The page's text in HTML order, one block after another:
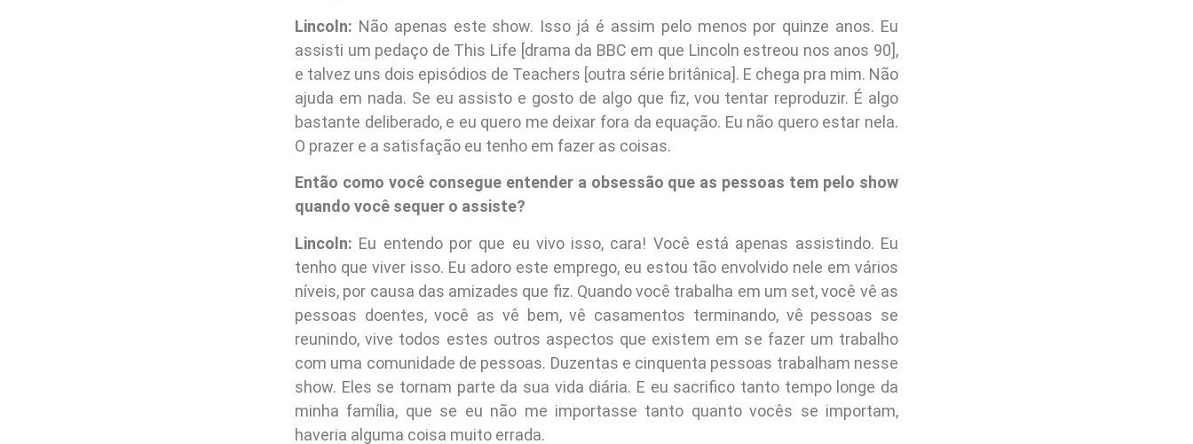
Lincoln: Não apenas este show. Isso já é assim pelo menos por quinze anos. Eu
assisti um pedaço de This Life [drama da BBC em que Lincoln estreou nos anos 90],
e talvez uns dois episódios de Teachers [outra série britânica]. E chega pra mim. Não
ajuda em nada. Se eu assisto e gosto de algo que fiz, vou tentar reproduzir. É algo
bastante deliberado, e eu quero me deixar fora da equação. Eu não quero estar nela.
O prazer e a satisfação eu tenho em fazer as coisas.
Então como você consegue entender a obsessão que as pessoas tem pelo show
quando você sequer o assiste?
Lincoln: Eu entendo por que eu vivo isso, cara! Você está apenas assistindo. Eu
tenho que viver isso. Eu adoro este emprego, eu estou tão envolvido nele em vários
níveis, por causa das amizades que fiz. Quando você trabalha em um set, você vê as
pessoas doentes, você as vê bem, vê casamentos terminando, vê pessoas se
reunindo, vive todos estes outros aspectos que existem em se fazer um trabalho
com uma comunidade de pessoas. Duzentas e cinquenta pessoas trabalham nesse
show. Eles se tornam parte da sua vida diária. E eu sacrifico tanto tempo longe da
minha família, que se eu não me importasse tanto quanto vocês se importam,
haveria alguma coisa muito errada.